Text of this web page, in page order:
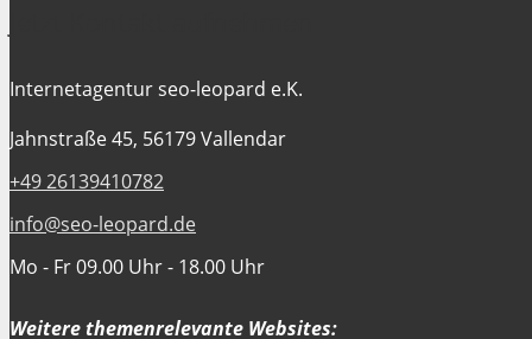
Internetagentur seo-leopard e.K.
Jahnstraße 45, 56179 Vallendar
+49 26139410782
info@seo-leopard.de
Mo - Fr 09.00 Uhr - 18.00 Uhr
Weitere themenrelevante Websites: